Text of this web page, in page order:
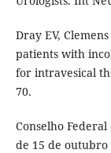
Dray EV,
patients with
for intravesical
70.
Conselho Federal
de 15 de outubro